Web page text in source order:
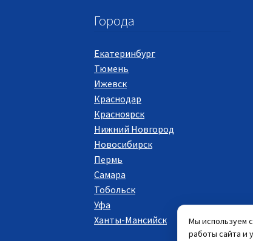
Города
Екатеринбург
Тюмень
Ижевск
Краснодар
Красноярск
Нижний Новгород
Новосибирск
Пермь
Самара
Тобольск
Уфа
Ханты-Мансийск
Мы используем
работы сайта и